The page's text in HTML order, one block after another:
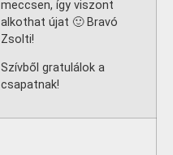
meccsen, így viszont
alkothat újat 🙂 Bravó
Zsolti!
Szívből gratulálok a
csapatnak!